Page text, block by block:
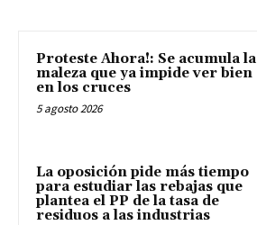
Proteste Ahora!: Se acumula la
maleza que ya impide ver bien
en los cruces
5 agosto 2026
La oposición pide más tiempo
para estudiar las rebajas que
plantea el PP de la tasa de
residuos a las industrias